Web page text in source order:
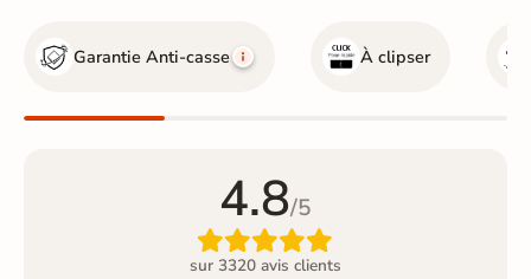
Garantie Anti-casse À clipser
4.8/5

sur 3320 avis clients